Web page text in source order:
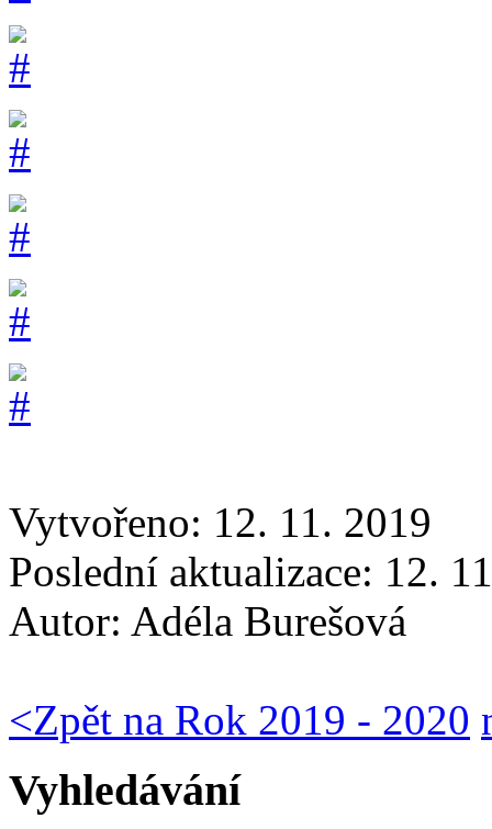
Vytvořeno: 12. 11. 2019
Poslední aktualizace: 12.
Autor: Adéla Burešová
<Zpět na Rok 2019 - 2020
Vyhledávání